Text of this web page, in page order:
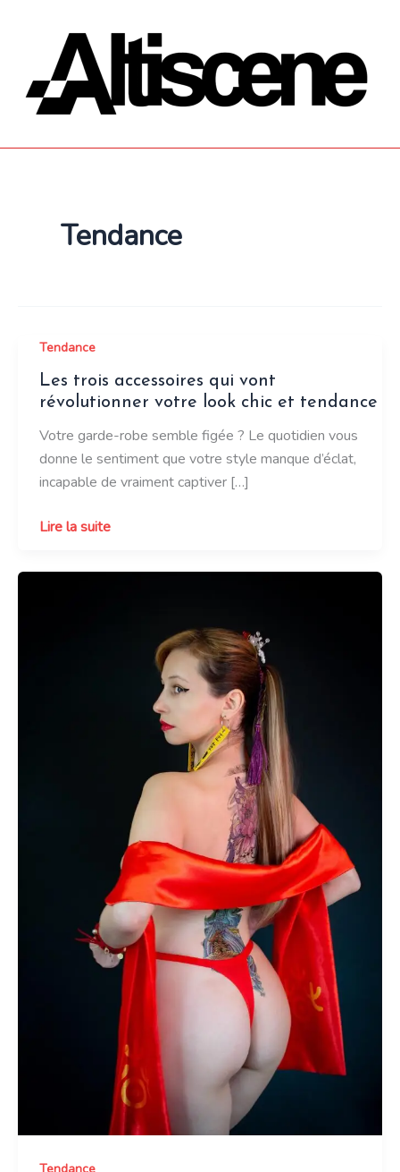
Tendance
Tendance
Les trois accessoires qui vont
révolutionner votre look chic et tendance
Votre garde-robe semble figée ? Le quotidien vous
donne le sentiment que votre style manque d’éclat,
incapable de vraiment captiver […]
Les
accessoires
Lire la suite